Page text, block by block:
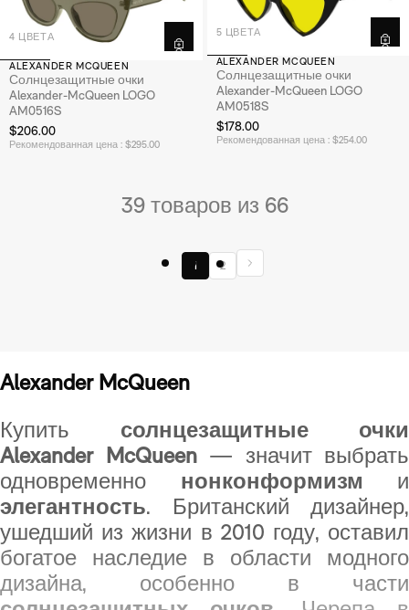
4 ЦВЕТА
ALEXANDER MCQUEEN
Солнцезащитные очки
Alexander-McQueen LOGO
AM0516S
$206.00
Рекомендованная цена : $295.00
5 ЦВЕТА
ALEXANDER MCQUEEN
Солнцезащитные очки
Alexander-McQueen LOGO
AM0518S
$178.00
Рекомендованная цена : $254.00
39 товаров из 66
1 2
Alexander McQueen
Купить солнцезащитные очки
Alexander McQueen— значит выбрать
одновременно нонконформизм и
элегантность. Британский дизайнер,
ушедший из жизни в 2010 году, оставил
богатое наследие в области модного
дизайна, особенно в части